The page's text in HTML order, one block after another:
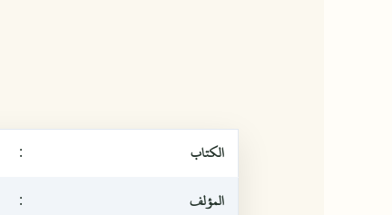
الكتاب :
المؤلف
: